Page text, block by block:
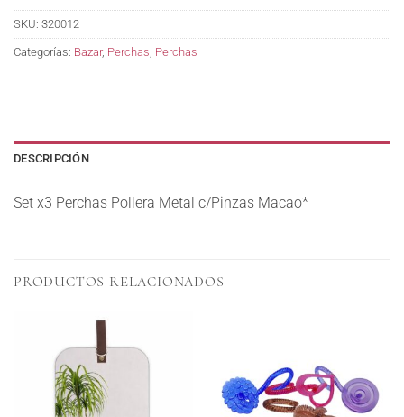
SKU: 320012
Categorías: Bazar, Perchas Perchas
DESCRIPCIÓN
Set x3 Perchas Pollera Metal c/Pinzas Macao*
PRODUCTOS RELACIONADOS